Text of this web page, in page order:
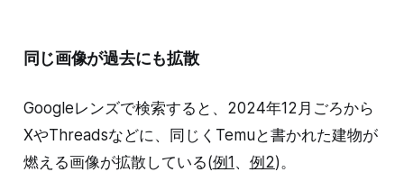
同じ画像が過去にも拡散
Googleレンズで検索すると、2024年12月ごろから
XやThreadsなどに、同じくTemuと書かれた建物が
燃える画像が拡散している(例1、 例2)。